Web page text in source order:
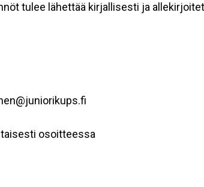
tulee lähettää kirjallisesti ja
osoitteessa